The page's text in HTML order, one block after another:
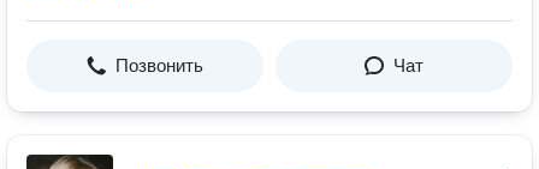
Позвонить Чат